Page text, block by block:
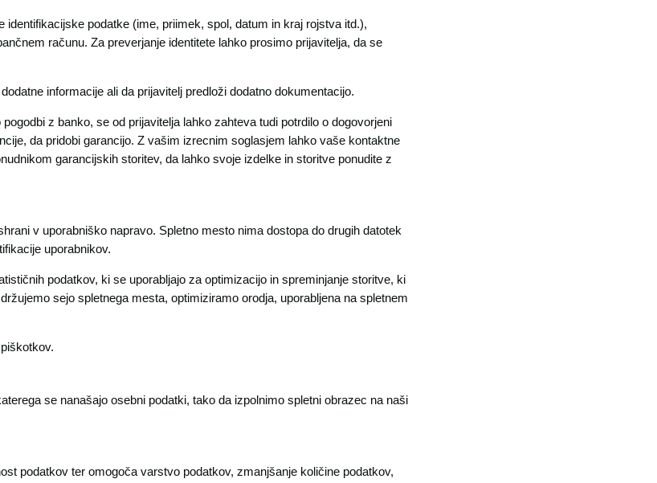
podatke (ime, priimek, spol, datum in kraj rojstva itd.),
računu. Za preverjanje identitete lahko prosimo prijavitelja, da se
informacije ali da prijavitelj predloži dodatno dokumentacijo.
z banko, se od prijavitelja lahko zahteva tudi potrdilo o dogovorjeni
da pridobi garancijo. Z vašim izrecnim soglasjem lahko vaše kontaktne
garancijskih storitev, da lahko svoje izdelke in storitve ponudite z
v uporabniško napravo. Spletno mesto nima dostopa do drugih datotek
uporabnikov.
podatkov, ki se uporabljajo za optimizacijo in spreminjanje storitve, ki
sejo spletnega mesta, optimiziramo orodja, uporabljena na spletnem
se nanašajo osebni podatki, tako da izpolnimo spletni obrazec na naši
podatkov ter omogoča varstvo podatkov, zmanjšanje količine podatkov,